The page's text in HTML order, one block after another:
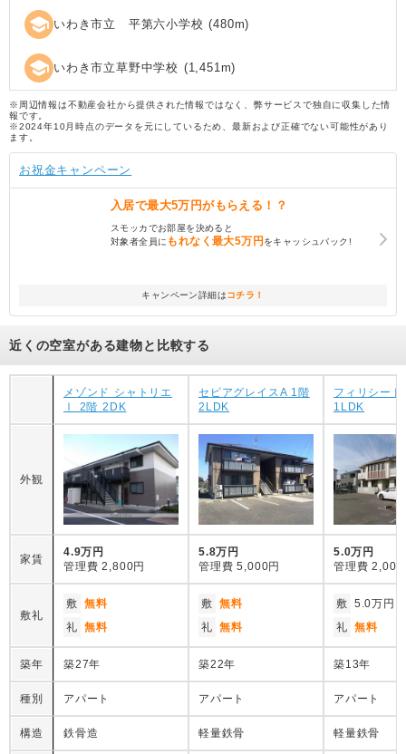
school いわき市立 平第六小学校 (480m)
school いわき市立草野中学校 (1,451 m)
※周辺情報は不動産会社から提供された情報ではなく、弊サービスで独自に収集した情
報です。
※2024年10月時点のデータを元にしているため、最新および正確でない可能性があり
ます。
お祝金キャンペーン
入居で最大5万円がもらえる！？
スモッカでお部屋を決めると
対象者全員に もれなく最大5万円をキャッシュバック!
キャンペーン詳細はコチラ！
近くの空室がある建物と比較する
メゾンド シャトリエ
Ⅰ 2階 2DK
セピアグレイスA 1階
2LDK
フィリシー
1LDK
外観
家賃
4.9万円
管理費 2,800円
5.8万円
管理費 5,000円
5.0万円
管理費 2,000
敷礼
敷 無料
礼 無料
敷 無料
礼 無料
敷 5.0万円
礼 無料
築年 築27年 築22年 築13年
種別 アパート アパート アパート
構造 鉄骨造 軽量鉄骨 軽量鉄骨